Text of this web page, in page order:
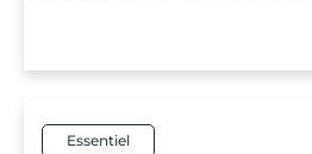
Essentiel